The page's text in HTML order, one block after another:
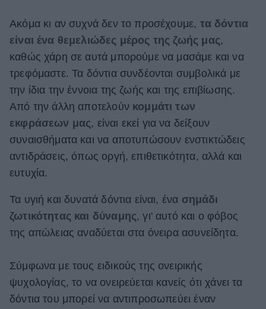
Χωρίς Ταμπέλες
Women's Forum
Hautes Grecians
Γάμος
Market News
Ακόμα κι αν συχνά δεν το προσέχουμε, τα δόντια
είναι ένα θεμελιώδες μέρος της ζωής μας,
καθώς χάρη σε αυτά μπορούμε να μασάμε και να
τρεφόμαστε. Τα δόντια συνδέονται συμβολικά με
την ίδια την έννοια της ζωής και της επιβίωσης.
Από την άλλη αποτελούν κομμάτι των
εκφράσεων μας, είναι εκεί για να δείξουν
συναισθήματα και να αποτυπώσουν ενστικτώδεις
αντιδράσεις, όπως οργή, επιθετικότητα, αλλά και
ευτυχία.
Τα υγιή και δυνατά δόντια είναι, ένα σημάδι
ζωτικότητας και δύναμης, γι' αυτό και ο φόβος
της απώλειας αναδύεται στα όνειρα ασυνείδητα.
Σύμφωνα με τους ειδικούς της ονειρικής
ψυχολογίας, το να ονειρεύεται κανείς ότι χάνει τα
δόντια του μπορεί να αντιπροσωπεύει έναν